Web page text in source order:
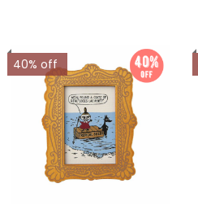
40% off